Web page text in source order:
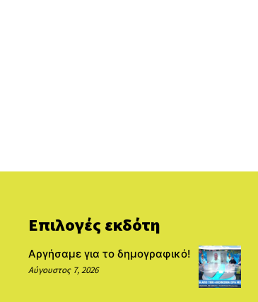
Επιλογές εκδότη
Αργήσαμε για το δημογραφικό!
Αύγουστος 7, 2026